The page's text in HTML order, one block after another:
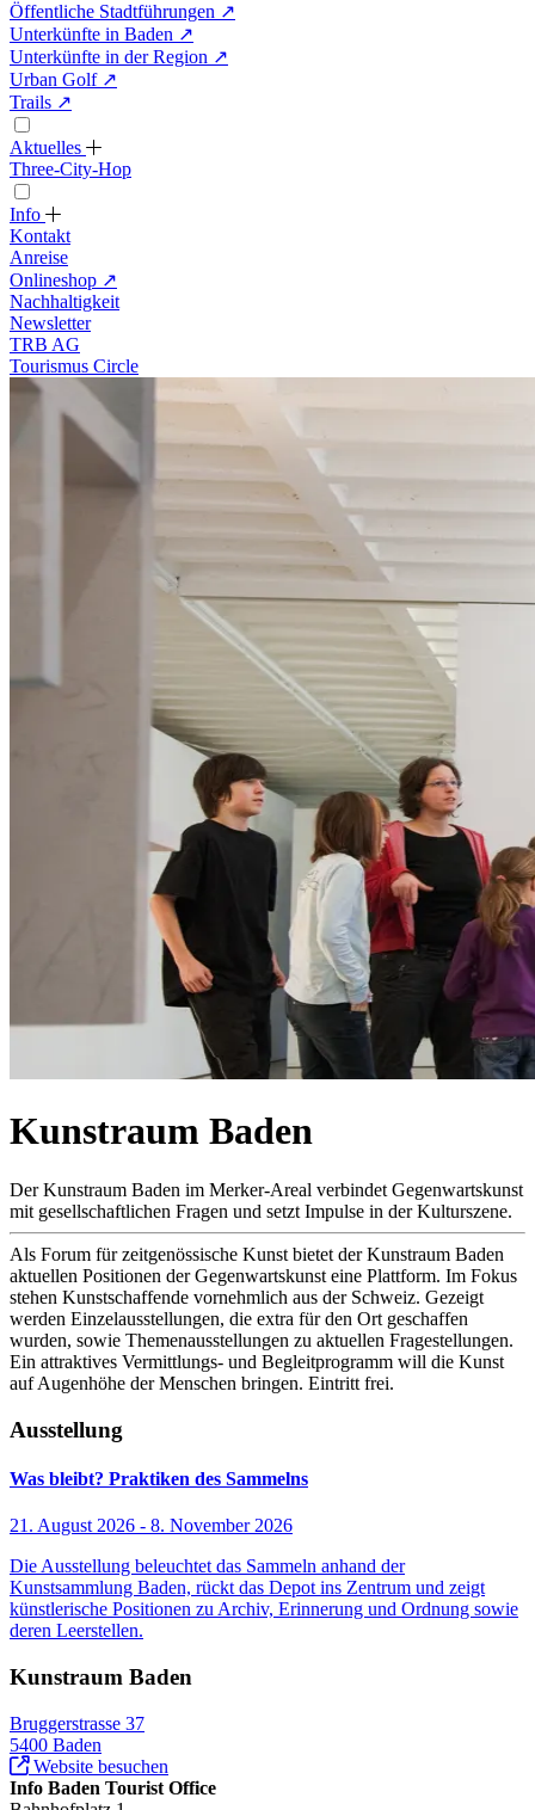
Öffentliche Stadtführungen ↗
Unterkünfte in Baden ↗
Unterkünfte in der Region ↗
Urban Golf ↗
Trails ↗
Aktuelles
Three-City-Hop
Info
Kontakt
Anreise
Onlineshop ↗
Nachhaltigkeit
Newsletter
TRB AG
Tourismus Circle
Kunstraum Baden
Der Kunstraum Baden im Merker-Areal verbindet Gegenwartskunst
mit gesellschaftlichen Fragen und setzt Impulse in der Kulturszene.
Als Forum für zeitgenössische Kunst bietet der Kunstraum Baden
aktuellen Positionen der Gegenwartskunst eine Plattform. Im Fokus
stehen Kunstschaffende vornehmlich aus der Schweiz. Gezeigt
werden Einzelausstellungen, die extra für den Ort geschaffen
wurden, sowie Themenausstellungen zu aktuellen Fragestellungen.
Ein attraktives Vermittlungs- und Begleitprogramm will die Kunst
auf Augenhöhe der Menschen bringen. Eintritt frei.
Ausstellung
Was bleibt? Praktiken des Sammelns
21. August 2026 - 8. November 2026
Die Ausstellung beleuchtet das Sammeln anhand der
Kunstsammlung Baden, rückt das Depot ins Zentrum und zeigt
künstlerische Positionen zu Archiv, Erinnerung und Ordnung sowie
deren Leerstellen.
Kunstraum Baden
Bruggerstrasse 37
5400 Baden
Website besuchen
Info Baden Tourist Office